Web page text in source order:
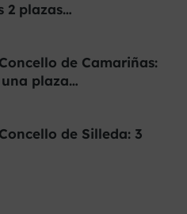
2 plazas…
de Camariñas:
plaza…
de Silleda: 3